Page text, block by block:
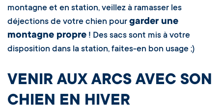
montagne et en station, veillez à ramasser les
déjections de votre chien pour garder une
montagne propre ! Des sacs sont mis à votre
disposition dans la station, faites-en bon usage ;)
VENIR AUX ARCS AVEC SON
CHIEN EN HIVER